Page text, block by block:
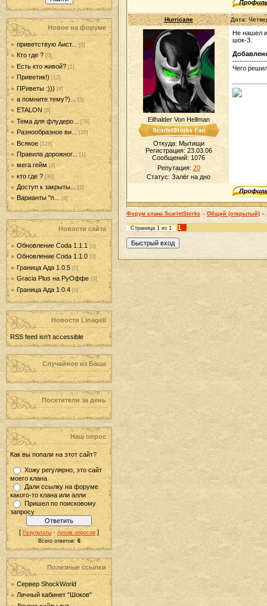
Новое на форуме
приветствую Аист... [0]
Кто где ? [0]
Есть кто живой? [1]
Приветик!) [12]
ПРиветы :))) [4]
а помните тему?)... [3]
ETALON [6]
Тема для флудеро... [76]
Разнообразное ви... [26]
Всякое [128]
Правила дорожног... [1]
мега гейм [4]
кто где ? [30]
Доступ к закрыты... [2]
Варианты "п... [8]
Новости сайта
Обновление Coda 1.1.1 [0]
Обновление Coda 1.1.0 [0]
Граница Ада 1.0.5 [0]
Gracia Plus на РуОффе [0]
Граница Ада 1.0.4 [0]
Новости LinageII
RSS feed isn't accessible
Случайное из Баша
Посетители за день
Наш опрос
Как вы попали на этот сайт?
Хожу регулярно, это сайт
моего клана
Дали ссылку на форуме
какого-то клана или алли
Пришел по поисковому
запросу
[ Результаты · Архив опросов ]
Всего ответов: 6
Полезные ссылки
Сервер ShockWorld
Личный кабинет "Шоков"
Hurricane Дата:
Eilhalder Von Hellman
Откуда: Мытищи
Регистрация: 23.03.06
Сообщений: 1076
Репутация: 20
Статус: Залёг на дно
Не нашел
шок-3.
Чего
Форум клана ScarletStorks » Общий (открытый) »
Страница 1 из 1 1